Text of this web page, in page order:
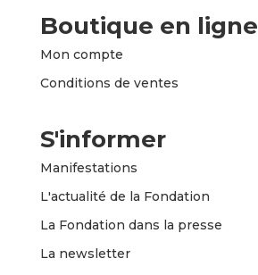
Boutique en ligne
Mon compte
Conditions de ventes
S'informer
Manifestations
L'actualité de la Fondation
La Fondation dans la presse
La newsletter